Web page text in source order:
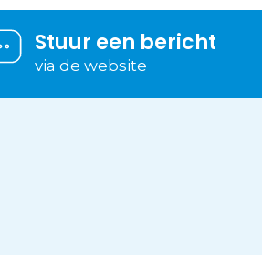
Stuur een bericht
via de website